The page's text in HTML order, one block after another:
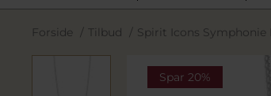
Forside / Tilbud / Spirit Icons
Spar 20%